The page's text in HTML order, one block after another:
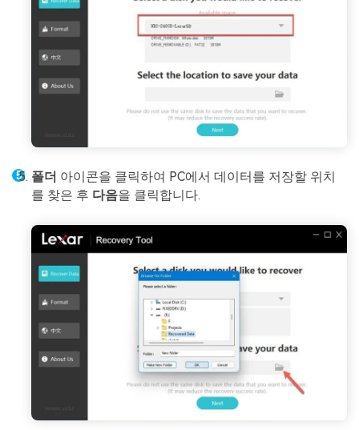
폴더 아이콘을 클릭하여 PC에서 데이터를 저장할 위치
를 찾은 후 다음을 클릭합니다.